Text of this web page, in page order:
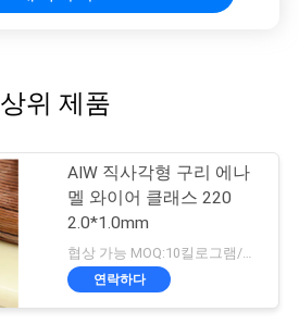
상위 제품
AIW 직사각형 구리 에나
멜 와이어 클래스 220
2.0*1.0mm
협상 가능 MOQ:10킬로그램/킬로그램
연락하다